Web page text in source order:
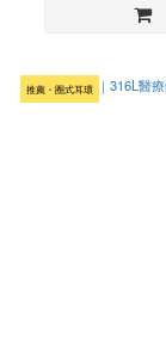
推薦・圈式耳環